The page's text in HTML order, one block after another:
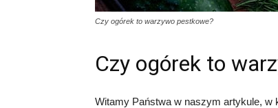
Czy ogórek to warzywo pestkowe?
Czy ogórek to
Witamy Państwa w naszym artykule,